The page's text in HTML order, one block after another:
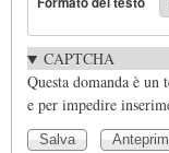
CAPTCHA
Questa domanda è
e per impedire